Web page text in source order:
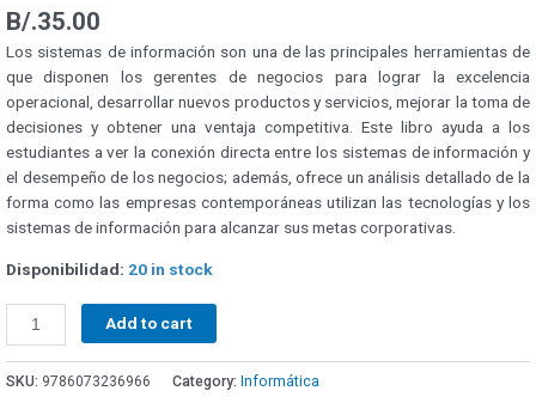
B/.35.00
Los sistemas de información son una de las principales herramientas de
que disponen los gerentes de negocios para lograr la excelencia
operacional, desarrollar nuevos productos y servicios, mejorar la toma de
decisiones y obtener una ventaja competitiva. Este libro ayuda a los
estudiantes a ver la conexión directa entre los sistemas de información y
el desempeño de los negocios; además, ofrece un análisis detallado de la
forma como las empresas contemporáneas utilizan las tecnologías y los
sistemas de información para alcanzar sus metas corporativas.
Disponibilidad: 20 in stock
Add to cart
SKU: 9786073236966 Category: Informática